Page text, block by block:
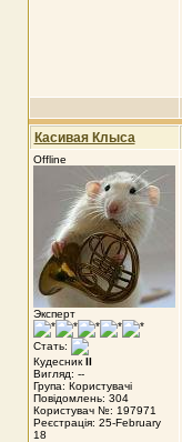
Касивая Клыса
Offline
Эксперт
Стать:
Кудесник II
Вигляд: --
Група: Користувачі
Повідомлень: 304
Користувач №: 197971
Реєстрація: 25-February
18